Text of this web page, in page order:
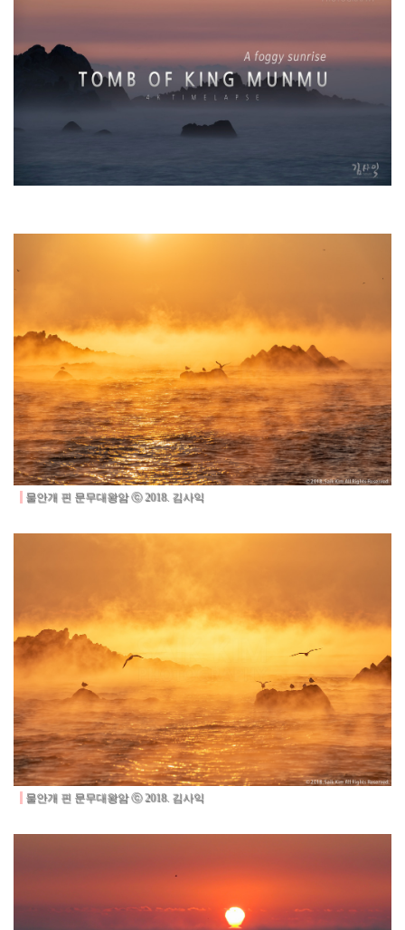
물안개 핀 문무대왕암ⓒ 2018. 김사익
물안개 핀 문무대왕암ⓒ 2018. 김사익